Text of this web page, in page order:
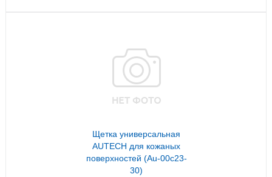
Щетка универсальная
AUTECH для кожаных
поверхностей (Au-00c23-
30)